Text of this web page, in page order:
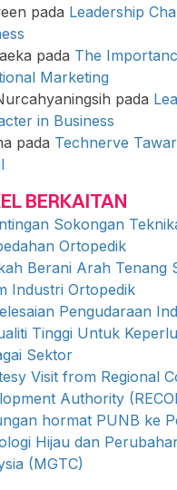
pada Leadership
pada The
Marketing
pada
in Business
pada Technerve
BERKAITAN
Sokongan
Ortopedik
Berani Arah Tenang
Industri Ortopedik
Pengudaraan
Tinggi Untuk
Sektor
Visit from Regional
Authority
hormat PUNB ke
Hijau dan
(MGTC)